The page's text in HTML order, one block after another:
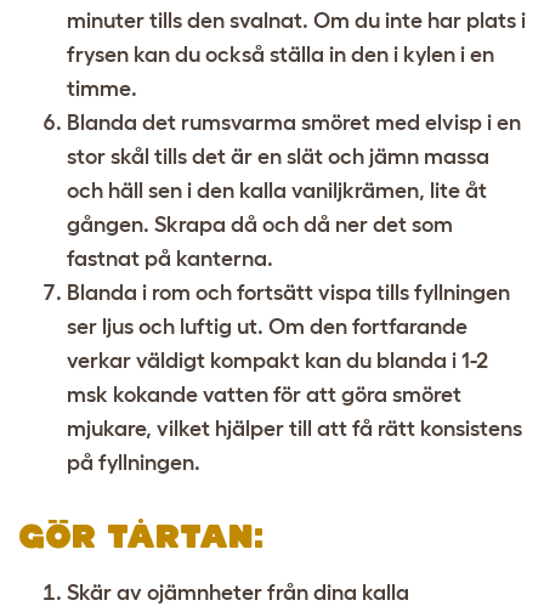
minuter tills den svalnat. Om du inte har plats i
frysen kan du också ställa in den i kylen i en
timme.
Blanda det rumsvarma smöret med elvisp i en
stor skål tills det är en slät och jämn massa
och häll sen i den kalla vaniljkrämen, lite åt
gången. Skrapa då och då ner det som
fastnat på kanterna.
Blanda i rom och fortsätt vispa tills fyllningen
ser ljus och luftig ut. Om den fortfarande
verkar väldigt kompakt kan du blanda i 1-2
msk kokande vatten för att göra smöret
mjukare, vilket hjälper till att få rätt konsistens
på fyllningen.
GÖR TÅRTAN:
Skär av ojämnheter från dina kalla